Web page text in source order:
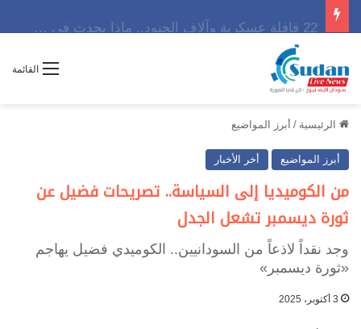
القائمة
الرئيسية / أبرز المواضيع
أبرز المواضيع أخر الأخبار
من الكوميديا إلى السياسة.. تصريحات فضيل عن
ثورة ديسمبر تشعل الجدل
وجد نقداً لاذعاً من السودانيين.. الكوميدي فضيل يهاجم
«ثورة ديسمبر»
3 أكتوبر، 2025